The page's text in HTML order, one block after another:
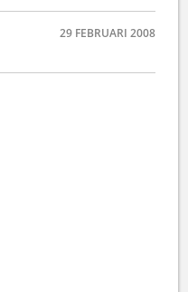
29 FEBRUARI 2008